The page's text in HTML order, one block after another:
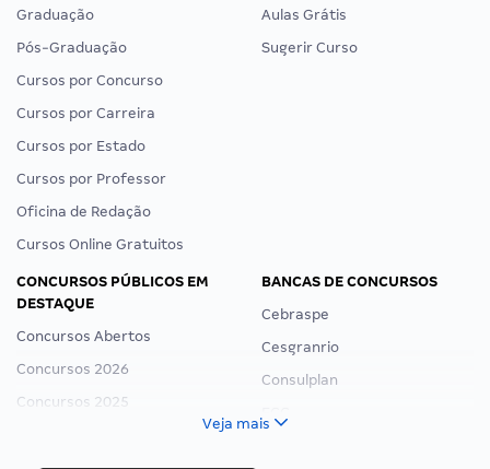
Graduação
Pós-Graduação
Cursos por Concurso
Cursos por Carreira
Cursos por Estado
Cursos por Professor
Oficina de Redação
Cursos Online Gratuitos
Aulas Grátis
Sugerir Curso
CONCURSOS PÚBLICOS EM
DESTAQUE
Concursos Abertos
Concursos 2026
Concursos 2025
Concurso Nacional Unificado
BANCAS DE CONCURSOS
Cebraspe
Cesgranrio
Consulplan
Veja mais